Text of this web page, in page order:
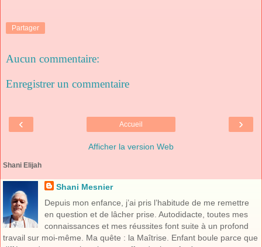
Partager
Aucun commentaire:
Enregistrer un commentaire
‹ ›
Accueil
Afficher la version Web
Shani Elijah
Shani Mesnier
Depuis mon enfance, j’ai pris l’habitude de me remettre
en question et de lâcher prise. Autodidacte, toutes mes
connaissances et mes réussites font suite à un profond
travail sur moi-même. Ma quête : la Maîtrise. Enfant boule parce que